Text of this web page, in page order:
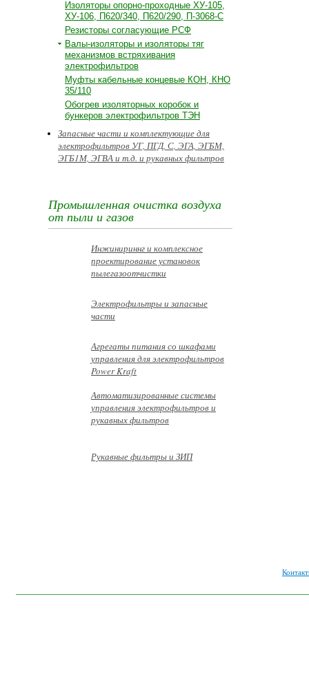
Изоляторы опорно-проходные ХУ-105,
ХУ-106, П620/340, П620/290, П-3068-С
Резисторы согласующие РСФ
Валы-изоляторы и изоляторы тяг
механизмов встряхивания
электрофильтров
Муфты кабельные концевые КОН, КНО
35/110
Обогрев изоляторных коробок и
бункеров электрофильтров ТЭН
Запасные части и комплектующие для
электрофильтров УГ, ПГД, С, ЭГА, ЭГБМ,
ЭГБ1М, ЭГВА и т.д. и рукавных фильтров
Промышленная очистка воздуха
от пыли и газов
Инжинириннг и комплексное
проектирование установок
пылегазоотчистки
Электрофильтры и запасные
части
Агрегаты питания со шкафами
управления для электрофильтров
Power Kraft
Автоматизированные системы
управления электрофильтров и
рукавных фильтров
Рукавные фильтры и ЗИП